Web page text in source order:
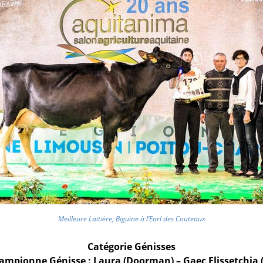
Meilleure Laitière, Biguine à l’Earl des Couteaux
Catégorie Génisses